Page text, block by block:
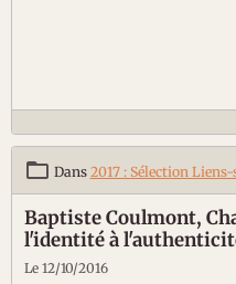
Dans 2017 : Sélection
Baptiste Coulmont,
l'identité à
Le 12/10/2016